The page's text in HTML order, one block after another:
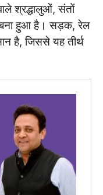
श्रद्धालुओं, संतों
हुआ है। सड़क, रेल
है, जिससे यह तीर्थ